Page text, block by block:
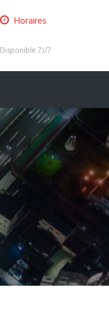
Horaires
Disponible 7J/7